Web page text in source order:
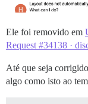
Ele foi removido em
Request #34138 ·
Até que seja
algo como isto ao